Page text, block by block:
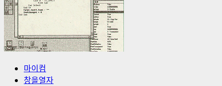
마이컴
창을열자